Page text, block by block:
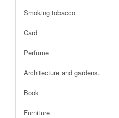
Smoking tobacco
Card
Perfume
Architecture and gardens.
Book
Furniture